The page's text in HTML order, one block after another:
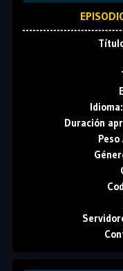
Idioma:
Duración